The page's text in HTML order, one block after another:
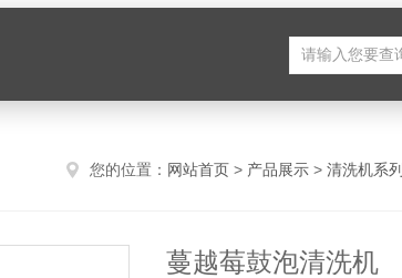
您的位置： 网站首页 > 产品展示 > 清洗机系列
蔓越莓鼓泡清洗机